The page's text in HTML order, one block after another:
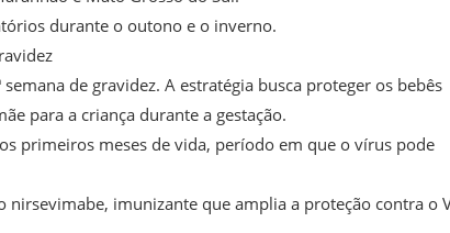
durante o outono e o inverno.
de gravidez. A estratégia busca proteger os bebês
para a criança durante a gestação.
primeiros meses de vida, período em que o vírus pode
imunizante que amplia a proteção contra o